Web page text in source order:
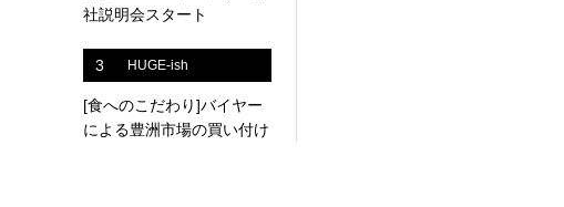
社説明会スタート
3 HUGE-ish
[食へのこだわり]バイヤー
による豊洲市場の買い付け